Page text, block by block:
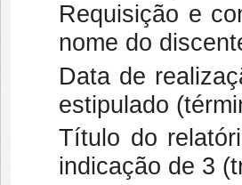
Requisição e
nome do
Data de
estipulado
Título do
indicação de 3